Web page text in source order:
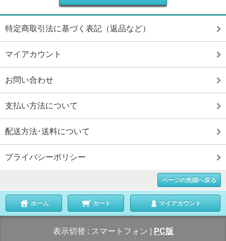
特定商取引法に基づく表記（返品など）
マイアカウント
お問い合わせ
支払い方法について
配送方法･送料について
プライバシーポリシー
ページの先頭へ戻る
ホーム カート マイアカウント
表示切替 : スマートフォン PC版